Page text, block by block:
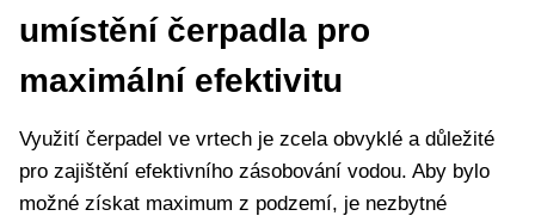
umístění čerpadla pro
maximální efektivitu
Využití čerpadel ve vrtech je zcela obvyklé a důležité
pro zajištění efektivního zásobování vodou. Aby bylo
možné získat maximum z podzemí, je nezbytné